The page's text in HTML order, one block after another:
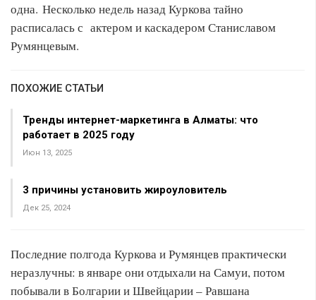
одна. Несколько недель назад Куркова тайно
расписалась с актером и каскадером Станиславом
Румянцевым.
ПОХОЖИЕ СТАТЬИ
Тренды интернет-маркетинга в Алматы: что
работает в 2025 году
Июн 13, 2025
3 причины установить жироуловитель
Дек 25, 2024
Последние полгода Куркова и Румянцев практически
неразлучны: в январе они отдыхали на Самуи, потом
побывали в Болгарии и Швейцарии – Равшана